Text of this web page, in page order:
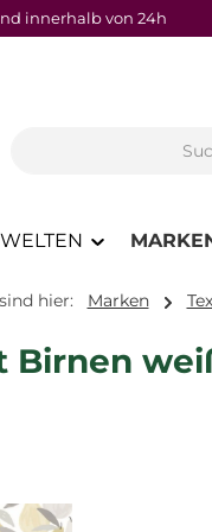
innerhalb von 24h
hier: Marken